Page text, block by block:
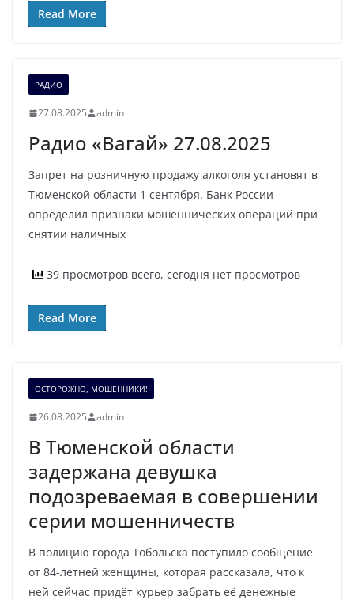
Read More
РАДИО
27.08.2025 admin
Радио «Вагай» 27.08.2025
Запрет на розничную продажу алкоголя установят в
Тюменской области 1 сентября. Банк России
определил признаки мошеннических операций при
снятии наличных
39 просмотров всего, сегодня нет просмотров
Read More
ОСТОРОЖНО, МОШЕННИКИ!
26.08.2025 admin
В Тюменской области
задержана девушка
подозреваемая в совершении
серии мошенничеств
В полицию города Тобольска поступило сообщение
от 84-летней женщины, которая рассказала, что к
ней сейчас придёт курьер забрать её денежные